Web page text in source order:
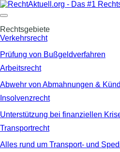
Rechtsgebiete
Verkehrsrecht
Prüfung von Bußgeldverfahren
Arbeitsrecht
Abwehr von Abmahnungen &
Insolvenzrecht
Unterstützung bei finanziellen
Transportrecht
Alles rund um Transport- und